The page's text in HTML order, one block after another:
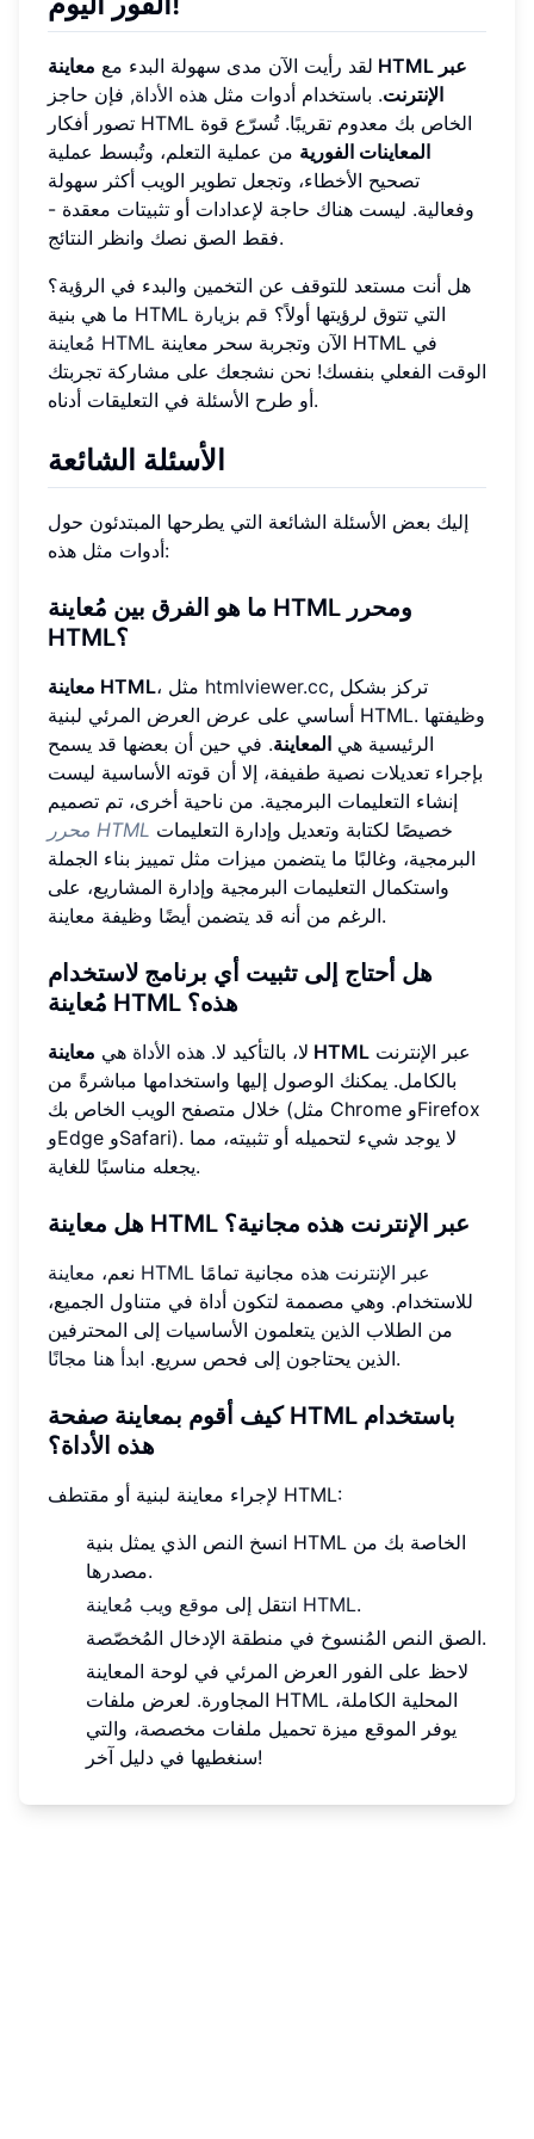
لقد رأيت الآن مدى سهولة البدء مع معاينة HTML عبر
الإنترنت. باستخدام أدوات مثل هذه الأداة, فإن حاجز
تصور أفكار HTML الخاص بك معدوم تقريبًا. تُسرّع قوة
المعاينات الفورية من عملية التعلم، وتُبسط عملية
تصحيح الأخطاء، وتجعل تطوير الويب أكثر سهولة
وفعالية. ليست هناك حاجة لإعدادات أو تثبيتات معقدة -
فقط الصق نصك وانظر النتائج.
هل أنت مستعد للتوقف عن التخمين والبدء في الرؤية؟
ما هي بنية HTML التي تتوق لرؤيتها أولاً؟ قم بزيارة
مُعاينة HTML
الوقت الفعلي بنفسك! نحن نشجعك على مشاركة تجربتك
أو طرح الأسئلة في التعليقات أدناه.
الأسئلة الشائعة
إليك بعض الأسئلة الشائعة التي يطرحها المبتدئون حول
أدوات مثل هذه:
ما هو الفرق بين مُعاينة HTML ومحرر
HTML؟
معاينة HTML htmlviewer.cc, تركز بشكل
أساسي على عرض العرض المرئي لبنية HTML. وظيفتها
الرئيسية هي المعاينة. في حين أن بعضها قد يسمح
بإجراء تعديلات نصية طفيفة، إلا أن قوته الأساسية ليست
إنشاء التعليمات البرمجية. من ناحية أخرى، تم تصميم
محرر HTML
البرمجية، وغالبًا ما يتضمن ميزات مثل تمييز بناء الجملة
واستكمال التعليمات البرمجية وإدارة المشاريع، على
الرغم من أنه قد يتضمن أيضًا وظيفة معاينة.
هل أحتاج إلى تثبيت أي برنامج لاستخدام
مُعاينة HTML هذه؟
لا، بالتأكيد لا. هذه الأداة هي معاينة HTML
بالكامل. يمكنك الوصول إليها واستخدامها مباشرةً من
خلال متصفح الويب الخاص بك (مثل Chrome وFirefox
وEdge وSafari). لا يوجد شيء لتحميله أو تثبيته، مما
يجعله مناسبًا للغاية.
هل معاينة HTML عبر الإنترنت هذه مجانية؟
نعم، معاينة HTML عبر الإنترنت هذه مجانية تمامًا
للاستخدام. وهي مصممة لتكون أداة في متناول الجميع،
من الطلاب الذين يتعلمون الأساسيات إلى المحترفين
الذين يحتاجون إلى فحص سريع. ابدأ هنا مجانًا .
كيف أقوم بمعاينة صفحة HTML باستخدام
هذه الأداة؟
لإجراء معاينة لبنية أو مقتطف HTML:
انسخ النص الذي يمثل بنية HTML الخاصة بك من
مصدرها.
انتقل إلى موقع ويب مُعاينة HTML.
الصق النص المُنسوخ في منطقة الإدخال المُخصّصة.
لاحظ على الفور العرض المرئي في لوحة المعاينة
المجاورة. لعرض ملفات HTML المحلية الكاملة،
يوفر الموقع ميزة تحميل ملفات مخصصة، والتي
سنغطيها في دليل آخر!